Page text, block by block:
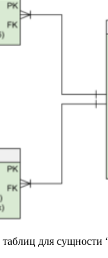
для сущности